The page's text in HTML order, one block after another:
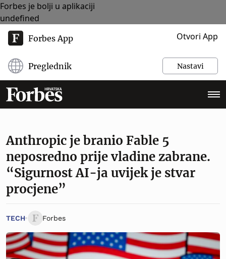
Forbes je bolji u aplikaciji
undefined
Forbes App Otvori App
Preglednik Nastavi
Anthropic je branio Fable 5
neposredno prije vladine zabrane.
“Sigurnost AI-ja uvijek je stvar
procjene”
TECH Forbes